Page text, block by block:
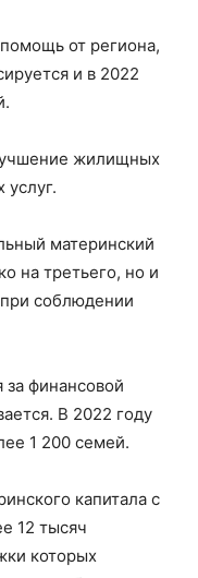
от региона,
и в 2022
жилищных
услуг.
материнский
на третьего, но и
соблюдении
финансовой
В 2022 году
1 200 семей.
капитала с
12 тысяч
которых